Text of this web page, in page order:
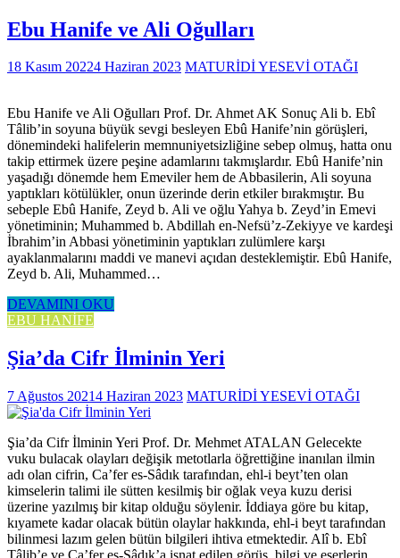
Ebu Hanife ve Ali Oğulları
18 Kasım 20224 Haziran 2023 MATURİDİ YESEVİ OTAĞI
Ebu Hanife ve Ali Oğulları Prof. Dr. Ahmet AK Sonuç Ali b. Ebî
Tâlib’in soyuna büyük sevgi besleyen Ebû Hanife’nin görüşleri,
dönemindeki halifelerin memnuniyetsizliğine sebep olmuş, hatta onu
takip ettirmek üzere peşine adamlarını takmışlardır. Ebû Hanife’nin
yaşadığı dönemde hem Emeviler hem de Abbasilerin, Ali soyuna
yaptıkları kötülükler, onun üzerinde derin etkiler bırakmıştır. Bu
sebeple Ebû Hanife, Zeyd b. Ali ve oğlu Yahya b. Zeyd’in Emevi
yönetiminin; Muhammed b. Abdillah en-Nefsü’z-Zekiyye ve kardeşi
İbrahim’in Abbasi yönetiminin yaptıkları zulümlere karşı
ayaklanmalarını maddi ve manevi açıdan desteklemiştir. Ebû Hanife,
Zeyd b. Ali, Muhammed…
DEVAMINI OKU
EBU HANİFE
Şia’da Cifr İlminin Yeri
7 Ağustos 20214 Haziran 2023 MATURİDİ YESEVİ OTAĞI
Şia’da Cifr İlminin Yeri Prof. Dr. Mehmet ATALAN Gelecekte
vuku bulacak olayları değişik metotlarla öğrettiğine inanılan ilmin
adı olan cifrin, Ca’fer es-Sâdık tarafından, ehl-i beyt’ten olan
kimselerin talimi ile sütten kesilmiş bir oğlak veya kuzu derisi
üzerine yazılmış bir kitap olduğu söylenir. İddiaya göre bu kitap,
kıyamete kadar olacak bütün olaylar hakkında, ehl-i beyt tarafından
bilinmesi lazım gelen bütün bilgileri ihtiva etmektedir. Alî b. Ebî